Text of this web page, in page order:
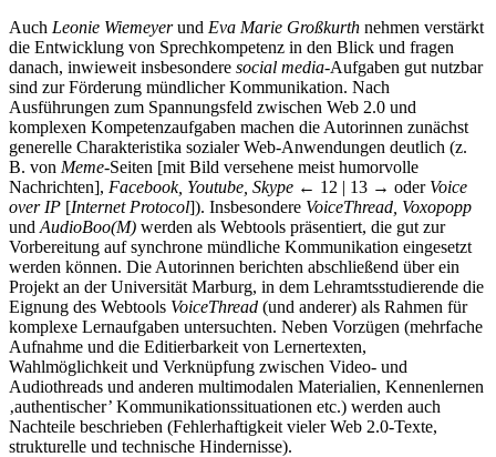
Auch Leonie Wiemeyerund Eva Marie Großkurth nehmen verstärkt
die Entwicklung von Sprechkompetenz in den Blick und fragen
danach, inwieweit insbesondere social media-Aufgaben gut nutzbar
sind zur Förderung mündlicher Kommunikation. Nach
Ausführungen zum Spannungsfeld zwischen Web 2.0 und
komplexen Kompetenzaufgaben machen die Autorinnen zunächst
generelle Charakteristika sozialer Web-Anwendungen deutlich (z.
B. von Meme-Seiten [mit Bild versehene meist humorvolle
Nachrichten], Facebook, Youtube, Skype ← 12 | 13 → oder Voice
over IP [Internet Protocol]). Insbesondere VoiceThread, Voxopopp
und AudioBoo(M) werden als Webtools präsentiert, die gut zur
Vorbereitung auf synchrone mündliche Kommunikation eingesetzt
werden können. Die Autorinnen berichten abschließend über ein
Projekt an der Universität Marburg, in dem Lehramtsstudierende die
Eignung des Webtools VoiceThread (und anderer) als Rahmen für
komplexe Lernaufgaben untersuchten. Neben Vorzügen (mehrfache
Aufnahme und die Editierbarkeit von Lernertexten,
Wahlmöglichkeit und Verknüpfung zwischen Video- und
Audiothreads und anderen multimodalen Materialien, Kennenlernen
‚authentischer’ Kommunikationssituationen etc.) werden auch
Nachteile beschrieben (Fehlerhaftigkeit vieler Web 2.0-Texte,
strukturelle und technische Hindernisse).